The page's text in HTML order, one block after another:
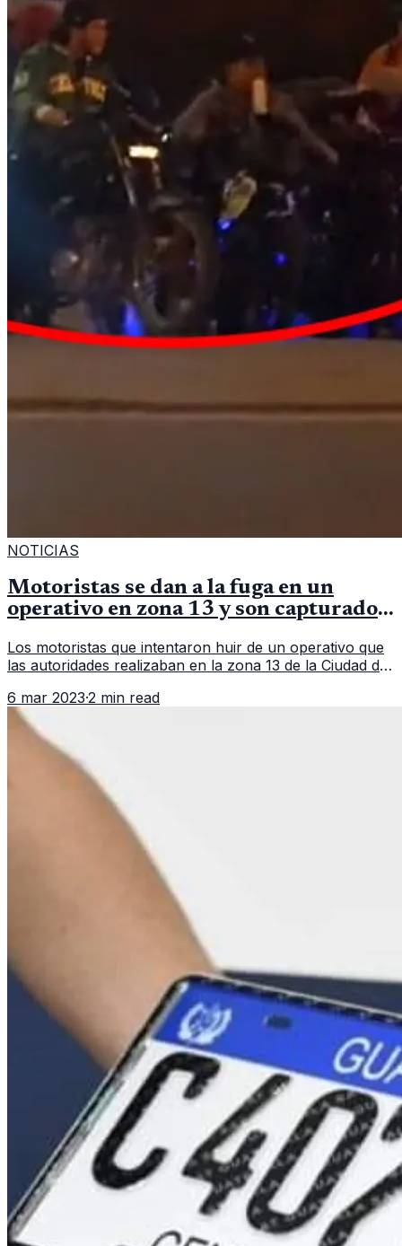
NOTICIAS
Motoristas se dan a la fuga en un
operativo en zona 13 y son capturados
Los motoristas que intentaron huir de un operativo que
las autoridades realizaban en la zona 13 de la Ciudad de
película, un grupo d
6 mar 2023·2 min read